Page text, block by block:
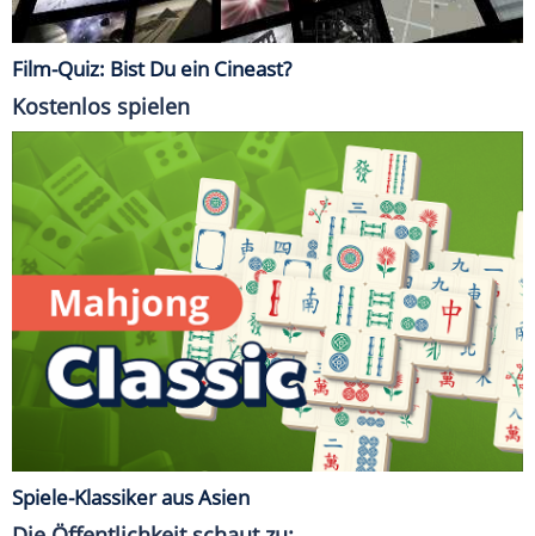
Film-Quiz: Bist Du ein Cineast?
Kostenlos spielen
Spiele-Klassiker aus Asien